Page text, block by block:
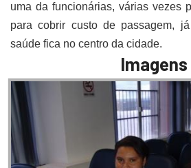
uma da funcionárias, várias vezes
para cobrir custo de passagem,
saúde fica no centro da cidade.
Imagens